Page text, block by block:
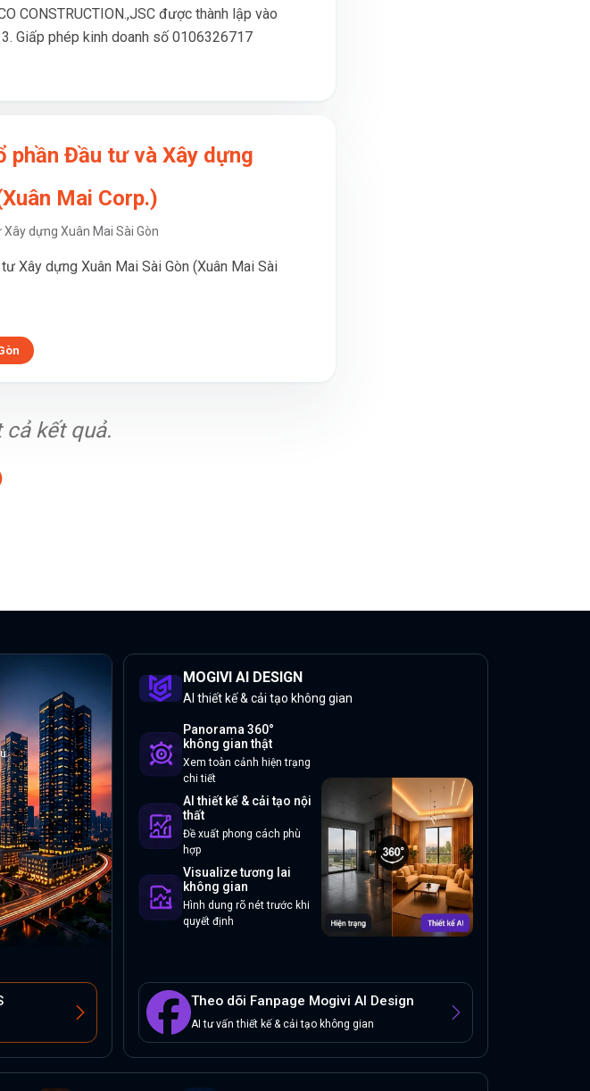
CONSTRUCTION.,JSC được thành lập vào
Giấp phép kinh doanh số 0106326717
phần Đầu tư và Xây dựng
Mai Corp.)
dựng Xuân Mai Sài Gòn
Xây dựng Xuân Mai Sài Gòn (Xuân Mai Sài
kết quả.
MOGIVI AI DESIGN
AI thiết kế & cải tạo không gian
Panorama 360°
không gian thật
Xem toàn cảnh hiện trạng
chi tiết
AI thiết kế & cải tạo nội
thất
Đề xuất phong cách phù
hợp
Visualize tương lai
không gian
Hình dung rõ nét trước khi
quyết định
Theo dõi Fanpage Mogivi AI Design
AI tư vấn thiết kế & cải tạo không gian